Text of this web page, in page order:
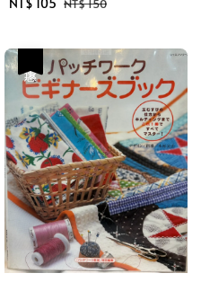
Sale
NT$ 105 Regular
NT$ 150